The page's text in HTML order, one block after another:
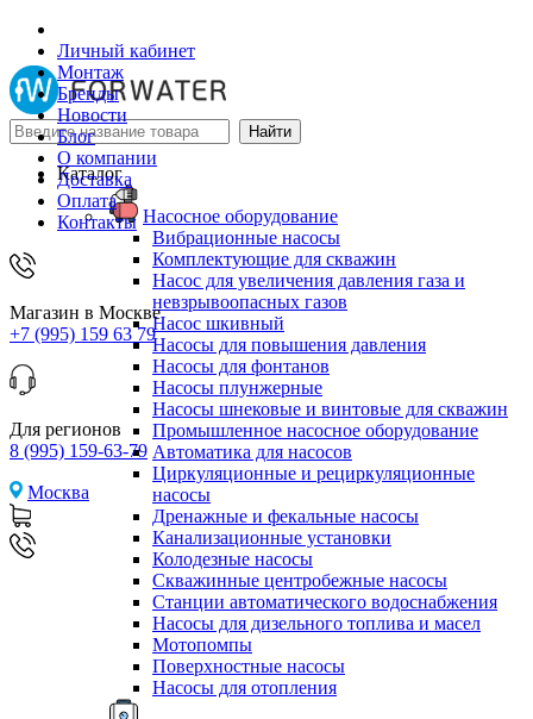
Личный кабинет
Монтаж
Бренды
Новости
Блог
О компании
Доставка
Оплата
Контакты
Магазин в Москве
+7 (995) 159 63 79
Для регионов
8 (995) 159-63-79
Москва
Каталог
Насосное оборудование
Вибрационные насосы
Комплектующие для скважин
Насос для увеличения давления газа и
невзрывоопасных газов
Насос шкивный
Насосы для повышения давления
Насосы для фонтанов
Насосы плунжерные
Насосы шнековые и винтовые для скважин
Промышленное насосное оборудование
Автоматика для насосов
Циркуляционные и рециркуляционные
насосы
Дренажные и фекальные насосы
Канализационные установки
Колодезные насосы
Скважинные центробежные насосы
Станции автоматического водоснабжения
Насосы для дизельного топлива и масел
Мотопомпы
Поверхностные насосы
Насосы для отопления